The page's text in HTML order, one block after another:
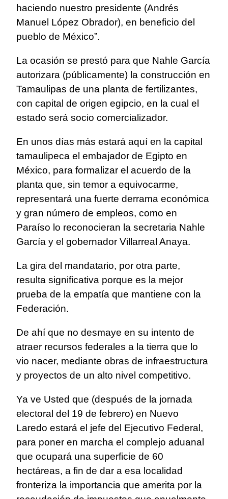
haciendo nuestro presidente (Andrés
Manuel López Obrador), en beneficio del
pueblo de México”.
La ocasión se prestó para que Nahle García
autorizara (públicamente) la construcción en
Tamaulipas de una planta de fertilizantes,
con capital de origen egipcio, en la cual el
estado será socio comercializador.
En unos días más estará aquí en la capital
tamaulipeca el embajador de Egipto en
México, para formalizar el acuerdo de la
planta que, sin temor a equivocarme,
representará una fuerte derrama económica
y gran número de empleos, como en
Paraíso lo reconocieran la secretaria Nahle
García y el gobernador Villarreal Anaya.
La gira del mandatario, por otra parte,
resulta significativa porque es la mejor
prueba de la empatía que mantiene con la
Federación.
De ahí que no desmaye en su intento de
atraer recursos federales a la tierra que lo
vio nacer, mediante obras de infraestructura
y proyectos de un alto nivel competitivo.
Ya ve Usted que (después de la jornada
electoral del 19 de febrero) en Nuevo
Laredo estará el jefe del Ejecutivo Federal,
para poner en marcha el complejo aduanal
que ocupará una superficie de 60
hectáreas, a fin de dar a esa localidad
fronteriza la importancia que amerita por la